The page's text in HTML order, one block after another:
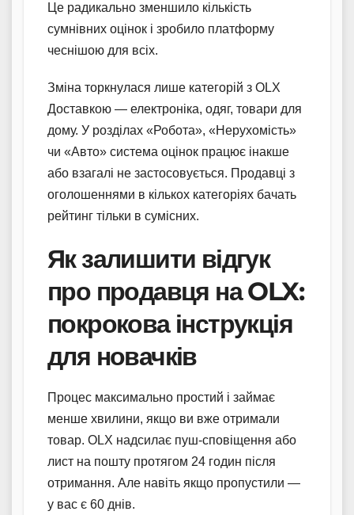
Це радикально зменшило кількість
сумнівних оцінок і зробило платформу
чеснішою для всіх.
Зміна торкнулася лише категорій з OLX
Доставкою — електроніка, одяг, товари для
дому. У розділах «Робота», «Нерухомість»
чи «Авто» система оцінок працює інакше
або взагалі не застосовується. Продавці з
оголошеннями в кількох категоріях бачать
рейтинг тільки в сумісних.
Як залишити відгук
про продавця на OLX:
покрокова інструкція
для новачків
Процес максимально простий і займає
менше хвилини, якщо ви вже отримали
товар. OLX надсилає пуш-сповіщення або
лист на пошту протягом 24 годин після
отримання. Але навіть якщо пропустили —
у вас є 60 днів.